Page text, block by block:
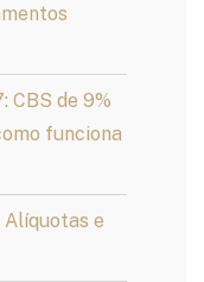
CBS de 9%
funciona
Alíquotas e